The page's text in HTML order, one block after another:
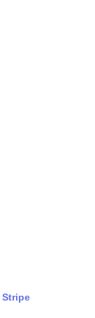
Stripe